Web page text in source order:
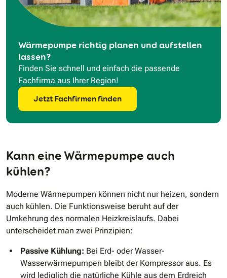
Wärmepumpe richtig planen und aufstellen
lassen?
Finden Sie schnell und einfach die passende
Fachfirma aus Ihrer Region!
Jetzt Fachfirmen finden
Kann eine Wärmepumpe auch
kühlen?
Moderne Wärmepumpen können nicht nur heizen, sondern
auch kühlen. Die Funktionsweise beruht auf der
Umkehrung des normalen Heizkreislaufs. Dabei
unterscheidet man zwei Prinzipien:
Passive Kühlung: Bei Erd- oder Wasser-
Wasserwärmepumpen bleibt der Kompressor aus. Es
wird lediglich die natürliche Kühle aus dem Erdreich